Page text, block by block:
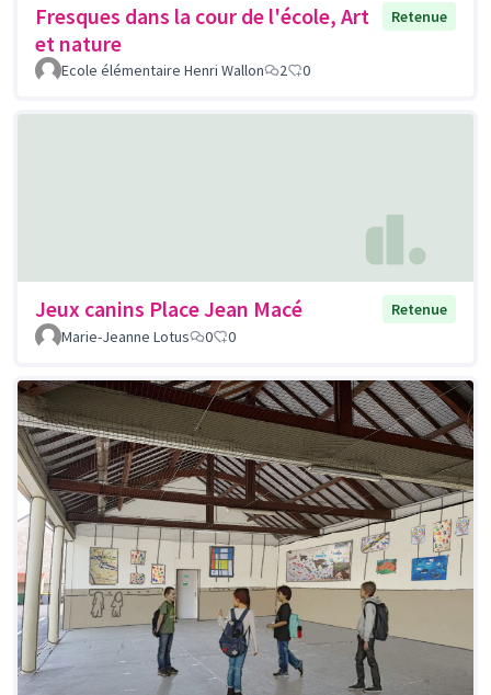
Fresques dans la cour de l'école, Art
et nature
Retenue
Ecole élémentaire Henri Wallon 2 0
Jeux canins Place Jean Macé
Retenue
Marie-Jeanne Lotus
0 0